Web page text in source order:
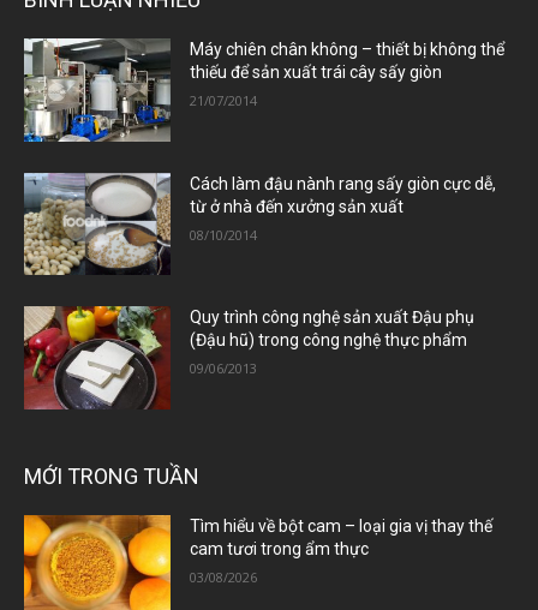
Máy chiên chân không – thiết bị không thể
thiếu để sản xuất trái cây sấy giòn
21/07/2014
Cách làm đậu nành rang sấy giòn cực dễ,
từ ở nhà đến xưởng sản xuất
08/10/2014
Quy trình công nghệ sản xuất Đậu phụ
(Đậu hũ) trong công nghệ thực phẩm
09/06/2013
MỚI TRONG TUẦN
Tìm hiểu về bột cam – loại gia vị thay thế
cam tươi trong ẩm thực
03/08/2026